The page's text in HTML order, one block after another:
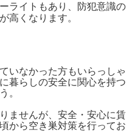
ライトもあり、防犯意識の
高くなります。
いなかった方もいらっしゃ
暮らしの安全に関心を持つ
。
ませんが、安全・安心に賃
から空き巣対策を行ってお